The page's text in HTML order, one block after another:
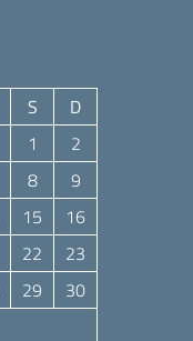
S
D
1
2
8
9
15
16
22
23
29
30